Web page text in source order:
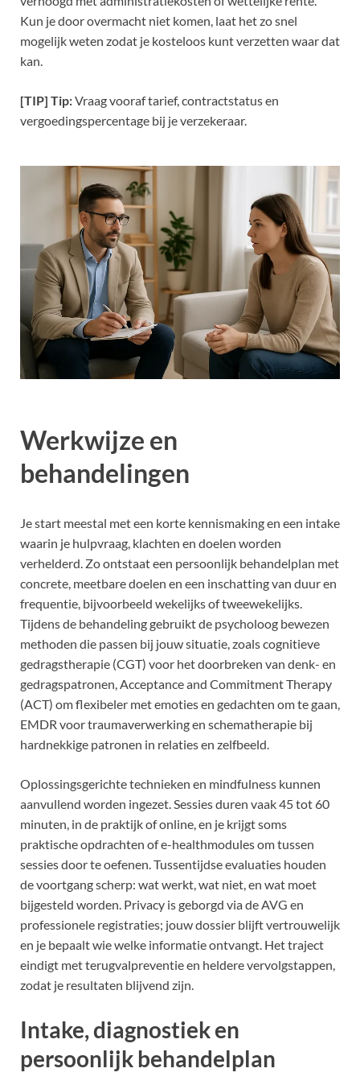
Kun je door overmacht niet komen, laat het zo snel
mogelijk weten zodat je kosteloos kunt verzetten waar dat
kan.
[TIP] Tip:Vraag vooraf tarief, contractstatus en
vergoedingspercentage bij je verzekeraar.
Werkwijze en
behandelingen
Je start meestal met een korte kennismaking en een intake
waarin je hulpvraag, klachten en doelen worden
verhelderd. Zo ontstaat een persoonlijk behandelplan met
concrete, meetbare doelen en een inschatting van duur en
frequentie, bijvoorbeeld wekelijks of tweewekelijks.
Tijdens de behandeling gebruikt de psycholoog bewezen
methoden die passen bij jouw situatie, zoals cognitieve
gedragstherapie (CGT) voor het doorbreken van denk- en
gedragspatronen, Acceptance and Commitment Therapy
(ACT) om flexibeler met emoties en gedachten om te gaan,
EMDR voor traumaverwerking en schematherapie bij
hardnekkige patronen in relaties en zelfbeeld.
Oplossingsgerichte technieken en mindfulness kunnen
aanvullend worden ingezet. Sessies duren vaak 45 tot 60
minuten, in de praktijk of online, en je krijgt soms
praktische opdrachten of e-healthmodules om tussen
sessies door te oefenen. Tussentijdse evaluaties houden
de voortgang scherp: wat werkt, wat niet, en wat moet
bijgesteld worden. Privacy is geborgd via de AVG en
professionele registraties; jouw dossier blijft vertrouwelijk
en je bepaalt wie welke informatie ontvangt. Het traject
eindigt met terugvalpreventie en heldere vervolgstappen,
zodat je resultaten blijvend zijn.
Intake, diagnostiek en
persoonlijk behandelplan